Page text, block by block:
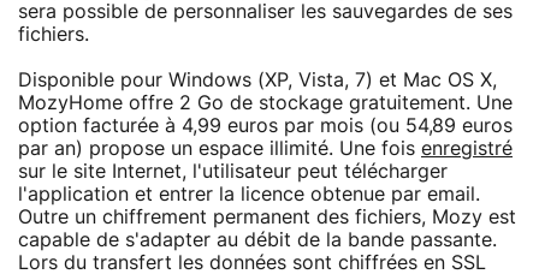
sera possible de personnaliser les sauvegardes de ses
fichiers.
Disponible pour Windows (XP, Vista, 7) et Mac OS X,
MozyHome offre 2 Go de stockage gratuitement. Une
option facturée à 4,99 euros par mois (ou 54,89 euros
par an) propose un espace illimité. Une fois enregistré
sur le site Internet, l'utilisateur peut télécharger
l'application et entrer la licence obtenue par email.
Outre un chiffrement permanent des fichiers, Mozy est
capable de s'adapter au débit de la bande passante.
Lors du transfert les données sont chiffrées en SSL